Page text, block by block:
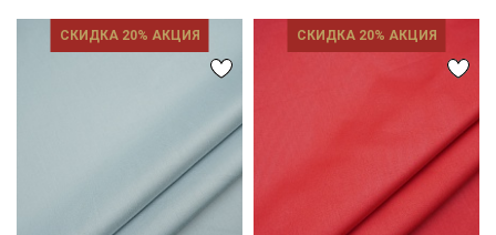
режим.
Цветопередача (тон) может отличаться от оригинального
цвета ткани в зависимости от настроек вашего монитора и в
СКИДКА 20% АКЦИЯ СКИДКА 20% АКЦИЯ